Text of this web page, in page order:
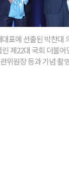
표에 선출된 박찬대
제22대 국회 더불
위원장 등과 기념 촬